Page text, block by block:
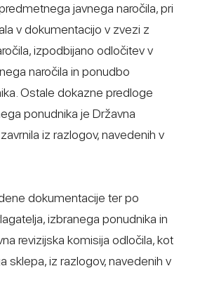
javnega naročila, pri
v dokumentacijo v zvezi z
izpodbijano odločitev v
naročila in ponudbo
Ostale dokazne predloge
ponudnika je Državna
iz razlogov, navedenih v
dokumentacije ter po
izbranega ponudnika in
revizijska komisija odločila, kot
sklepa, iz razlogov, navedenih v